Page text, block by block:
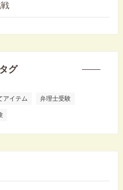
タグ
アイテム 弁理士受験